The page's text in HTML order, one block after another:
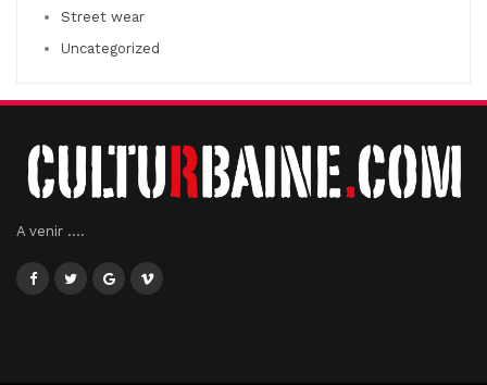
Street wear
Uncategorized
A venir ....